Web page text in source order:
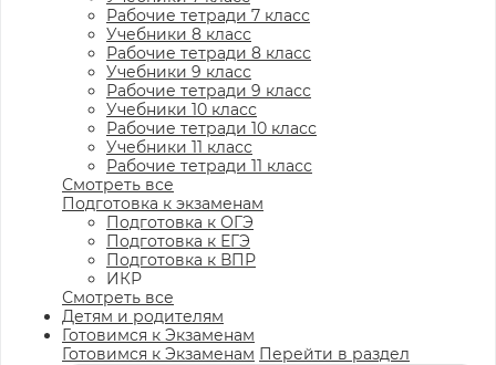
Рабочие тетради 7 класс
Учебники 8 класс
Рабочие тетради 8 класс
Учебники 9 класс
Рабочие тетради 9 класс
Учебники 10 класс
Рабочие тетради 10 класс
Учебники 11 класс
Рабочие тетради 11 класс
Смотреть все
Подготовка к экзаменам
Подготовка к ОГЭ
Подготовка к ЕГЭ
Подготовка к ВПР
ИКР
Смотреть все
Детям и родителям
Готовимся к Экзаменам
Готовимся к Экзаменам Перейти в раздел